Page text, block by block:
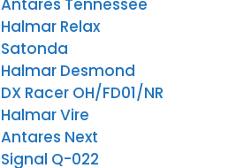
Antares Tennessee
Halmar Relax
Satonda
Halmar Desmond
DX Racer OH/FD01/NR
Halmar Vire
Antares Next
Signal Q-022